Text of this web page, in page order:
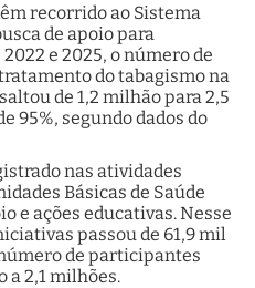
recorrido ao Sistema
de apoio para
e 2025, o número de
do tabagismo na
de 1,2 milhão para 2,5
95%, segundo dados do
nas atividades
Básicas de Saúde
e ações educativas. Nesse
passou de 61,9 mil
de participantes
a 2,1 milhões.